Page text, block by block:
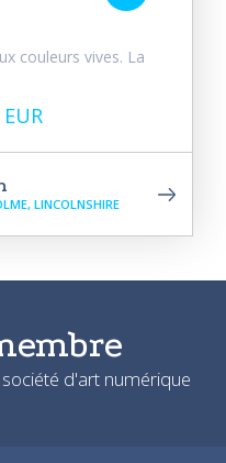
couleurs vives. La
LINCOLNSHIRE
d'art numérique